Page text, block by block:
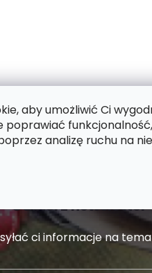
aby umożliwić Ci
analizę ruchu na
Odbierz newsletter
ci informacje na